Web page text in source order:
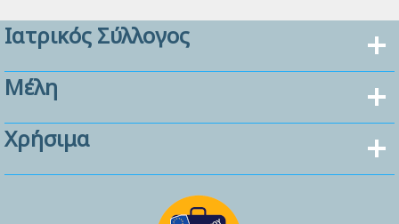
Ιατρικός Σύλλογος
Μέλη
Χρήσιμα